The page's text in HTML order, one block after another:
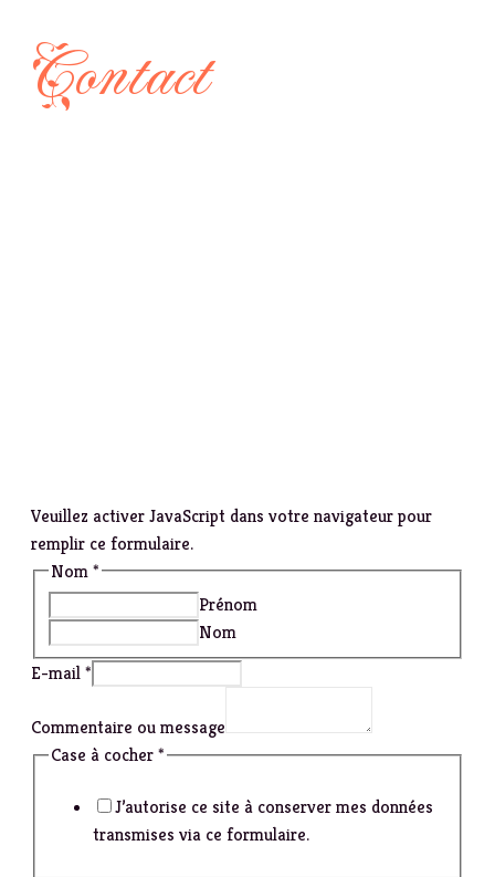
Contact
Veuillez activer JavaScript dans votre navigateur pour
remplir ce formulaire.
Nom*
Prénom
Nom
E-mail*
Commentaire ou message
Case à cocher*
J’autorise ce site à conserver mes données
transmises via ce formulaire.